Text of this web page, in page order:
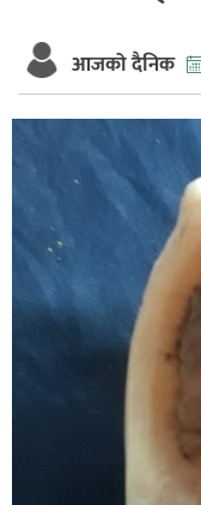
आजको दैनिक